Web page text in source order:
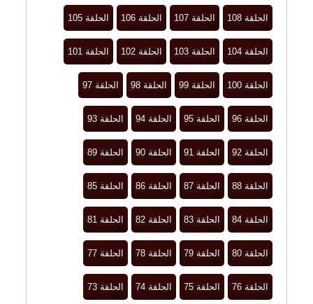
الحلقة 108 الحلقة 107 الحلقة 106 الحلقة 105
الحلقة 104 الحلقة 103 الحلقة 102 الحلقة 101
الحلقة 100 الحلقة 99 الحلقة 98 الحلقة 97
الحلقة 96 الحلقة 95 الحلقة 94 الحلقة 93
الحلقة 92 الحلقة 91 الحلقة 90 الحلقة 89
الحلقة 88 الحلقة 87 الحلقة 86 الحلقة 85
الحلقة 84 الحلقة 83 الحلقة 82 الحلقة 81
الحلقة 80 الحلقة 79 الحلقة 78 الحلقة 77
الحلقة 76 الحلقة 75 الحلقة 74 الحلقة 73